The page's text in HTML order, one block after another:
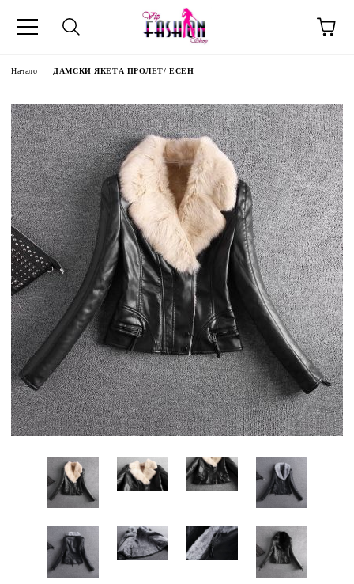
Начало ДАМСКИ ЯКЕТА ПРОЛЕТ/ ЕСЕН